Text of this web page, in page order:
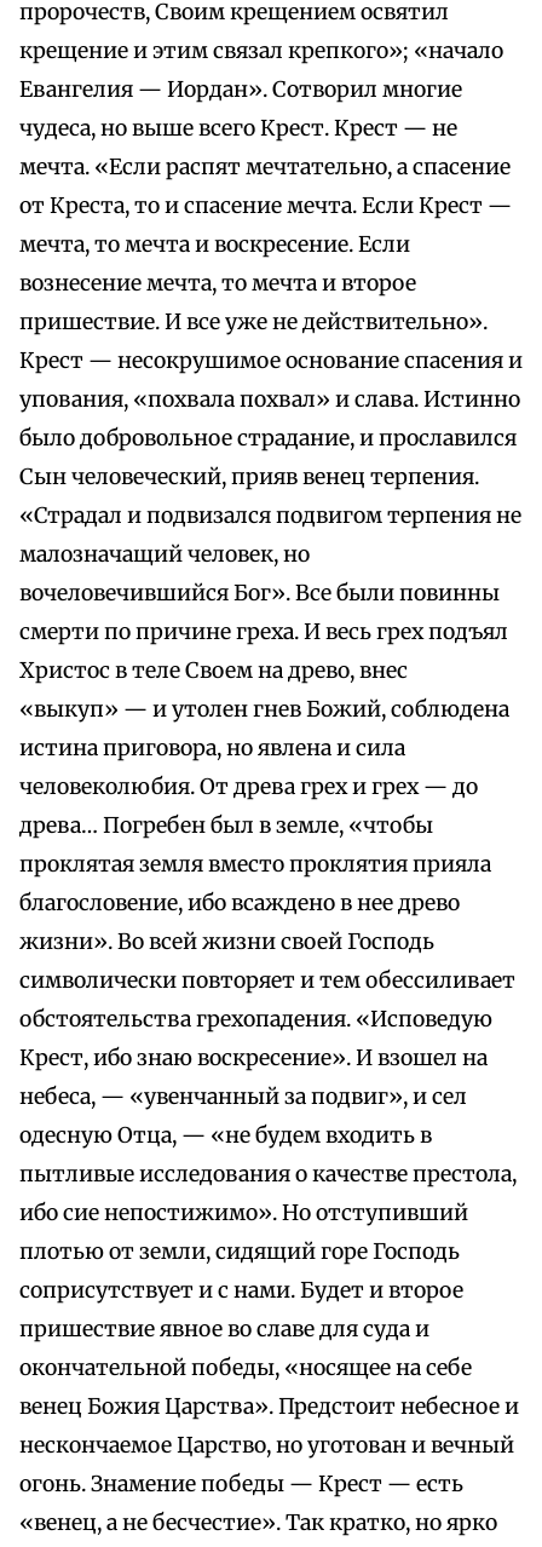
пророчеств, Своим крещением освятил
крещение и этим связал крепкого»; «начало
Евангелия — Иордан». Сотворил многие
чудеса, но выше всего Крест. Крест — не
мечта. «Если распят мечтательно, а спасение
от Креста, то и спасение мечта. Если Крест —
мечта, то мечта и воскресение. Если
вознесение мечта, то мечта и второе
пришествие. И все уже не действительно».
Крест — несокрушимое основание спасения и
упования, «похвала похвал» и слава. Истинно
было добровольное страдание, и прославился
Сын человеческий, прияв венец терпения.
«Страдал и подвизался подвигом терпения не
малозначащий человек, но
вочеловечившийся Бог». Все были повинны
смерти по причине греха. И весь грех подъял
Христос в теле Своем на древо, внес
«выкуп» — и утолен гнев Божий, соблюдена
истина приговора, но явлена и сила
человеколюбия. От древа грех и грех — до
древа… Погребен был в земле, «чтобы
проклятая земля вместо проклятия прияла
благословение, ибо всаждено в нее древо
жизни». Во всей жизни своей Господь
символически повторяет и тем обессиливает
обстоятельства грехопадения. «Исповедую
Крест, ибо знаю воскресение». И взошел на
небеса, — «увенчанный за подвиг», и сел
одесную Отца, — «не будем входить в
пытливые исследования о качестве престола,
ибо сие непостижимо». Но отступивший
плотью от земли, сидящий горе Господь
соприсутствует и с нами. Будет и второе
пришествие явное во славе для суда и
окончательной победы, «носящее на себе
венец Божия Царства». Предстоит небесное и
нескончаемое Царство, но уготован и вечный
огонь. Знамение победы — Крест — есть
«венец, а не бесчестие». Так кратко, но ярко